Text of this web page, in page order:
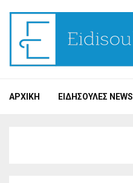
ΑΡΧΙΚΉ ΕΙΔΗΣΟΎΛΕΣ NEWS